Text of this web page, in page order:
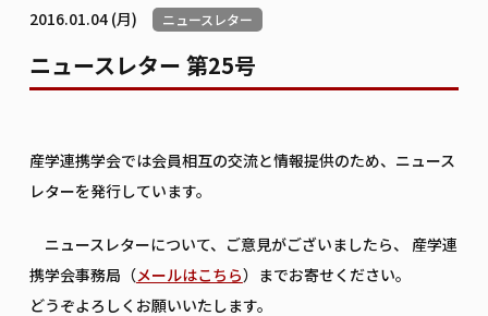
2016.01.04 (月) ニュースレター
ニュースレター 第25号
産学連携学会では会員相互の交流と情報提供のため、ニュース
レターを発行しています。
ニュースレターについて、ご意見がございましたら、 産学連
携学会事務局（メールはこちら）までお寄せください。
どうぞよろしくお願いいたします。